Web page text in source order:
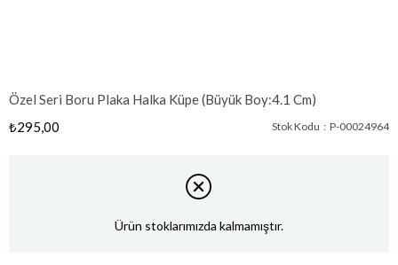
Özel Seri Boru Plaka Halka Küpe (Büyük Boy:4.1 Cm)
₺295,00
Stok Kodu P-00024964
Ürün stoklarımızda kalmamıştır.